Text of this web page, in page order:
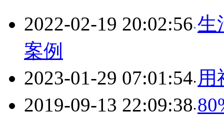
2022-02-19 20:02:56 生
案例
2023-01-29 07:01:54 用
2019-09-13 22:09:38